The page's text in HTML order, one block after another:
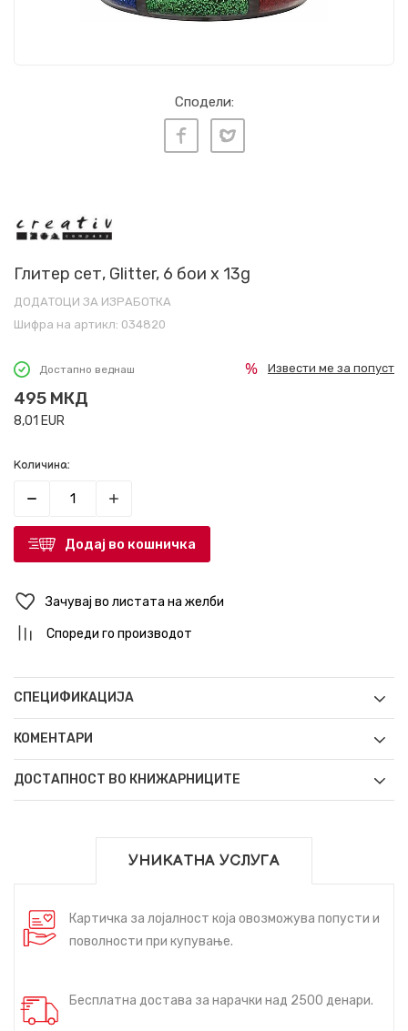
Сподели:
Глитер сет, Glitter, 6 бои x 13g
ДОДАТОЦИ ЗА ИЗРАБОТКА
Шифра на артикл: 034820
Достапно веднаш
495 МКД
8,01 EUR
Извести ме за попуст
Количина:
Додај во кошничка
Зачувај во листата на желби
Спореди го производот
СПЕЦИФИКАЦИЈА
КОМЕНТАРИ
ДОСТАПНОСТ ВО КНИЖАРНИЦИТЕ
УНИКАТНА УСЛУГА
Картичка за лојалност која овозможува попусти и
поволности при купување.
Бесплатна достава за нарачки над 2500 денари.